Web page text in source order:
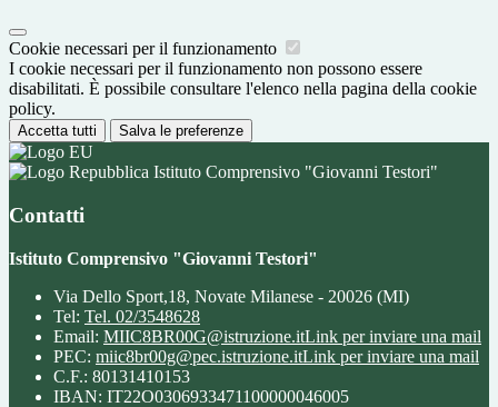
Cookie necessari per il funzionamento
I cookie necessari per il funzionamento non possono essere
disabilitati. È possibile consultare l'elenco nella pagina della cookie
policy.
Accetta tutti Salva le preferenze
Istituto Comprensivo "Giovanni Testori"
Contatti
Istituto Comprensivo "Giovanni Testori"
Via Dello Sport,18, Novate Milanese - 20026 (MI)
Tel: Tel. 02/3548628
Email: MIIC8BR00G@istruzione.itLink per inviare una mail
PEC: miic8br00g@pec.istruzione.itLink per inviare una mail
C.F.: 80131410153
IBAN: IT22O0306933471100000046005